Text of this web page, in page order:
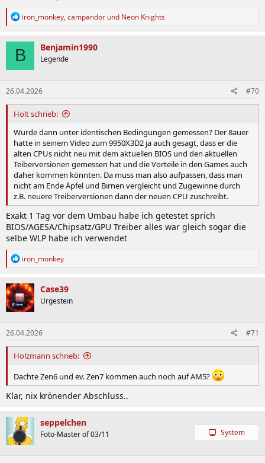
R
k
t
i
o
n
e
n
:
iron_monkey, campandor und Neon Knights
B Benjamin1990
Legende
26.04.2026 #70
Holt schrieb:
Wurde dann unter identischen Bedingungen gemessen? Der 8auer
hatte in seinem Video zum 9950X3D2 ja auch gesagt, dass er die
alten CPUs nicht neu mit dem aktuellen BIOS und den aktuellen
Teiberversionen gemessen hat und die Vorteile in den Games auch
daher kommen könnten. Da muss man also aufpassen, dass man
nicht am Ende Äpfel und Birnen vergleicht und Zugewinne durch
z.B. neuere Treiberversionen dann der neuen CPU zuschreibt.
Exakt 1 Tag vor dem Umbau habe ich getestet sprich
BIOS/AGESA/Chipsatz/GPU Treiber alles war gleich sogar die
selbe WLP habe ich verwendet
R
k
t
i
o
n
e
n
:
iron_monkey
Case39
Urgestein
26.04.2026 #71
Holzmann schrieb:
Dachte Zen6 und ev. Zen7 kommen auch noch auf AM5?
Klar, nix krönender Abschluss..
seppelchen
Foto-Master of 03/11 System